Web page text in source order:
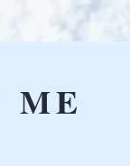
ME